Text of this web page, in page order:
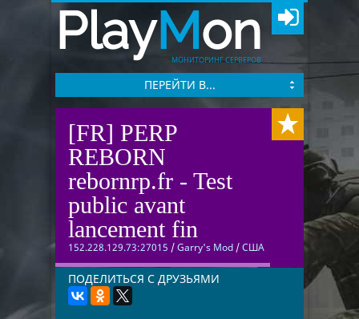
PlayMon
МОНИТОРИНГ СЕРВЕРОВ
ПЕРЕЙТИ В...
[FR] PERP
REBORN
rebornrp.fr - Test
public avant
lancement fin
152.228.129.73:27015 /Garry's Mod /США
ПОДЕЛИТЬСЯ С ДРУЗЬЯМИ